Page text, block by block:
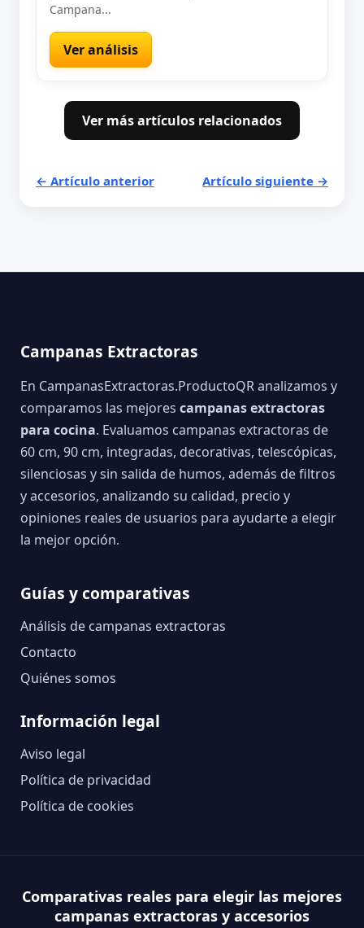
Campana...
Ver análisis
Ver más artículos relacionados
← Artículo anterior Artículo siguiente →
Campanas Extractoras
En CampanasExtractoras.ProductoQR analizamos y
comparamos las mejores campanas extractoras
para cocina. Evaluamos campanas extractoras de
60 cm, 90 cm, integradas, decorativas, telescópicas,
silenciosas y sin salida de humos, además de filtros
y accesorios, analizando su calidad, precio y
opiniones reales de usuarios para ayudarte a elegir
la mejor opción.
Guías y comparativas
Análisis de campanas extractoras
Contacto
Quiénes somos
Información legal
Aviso legal
Política de privacidad
Política de cookies
Comparativas reales para elegir las mejores
campanas extractoras y accesorios